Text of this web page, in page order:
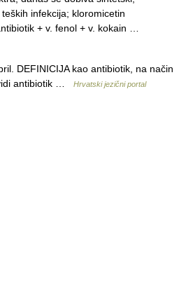
infekcija; kloromicetin
+ v. fenol + v. kokain …
DEFINICIJA kao antibiotik, na način
antibiotik …
Hrvatski jezični portal